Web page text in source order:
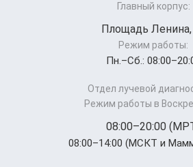
Главный корпус:
Площадь Ленина,
Режим работы:
Пн.–Cб.:
Отдел лучевой
Режим работы в
08:00–20:00
08:00–14:00 (МСКТ и